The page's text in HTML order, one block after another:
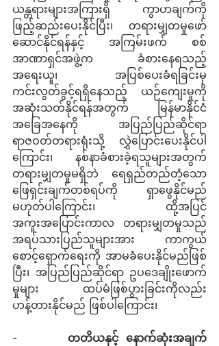
ယန္တရားများအကြားရှိ ကွာဟချက်ကို
ဖြည့်ဆည်းပေးနိုင်ပြီး၊ တရားမျှတမှုဖော်
ဆောင်နိုင်ရန်နှင့် အကြမ်းဖက် စစ်
အာဏာရှင်အဖွဲ့က ခံစားနေရသည့်
အရေးယူ၊ အပြစ်ပေးခံရခြင်းမှ
ကင်းလွတ်ခွင့်ရရှိနေသည့် ယဉ်ကျေးမှုကို
အဆုံးသတ်နိုင်ရန်အတွက် မြန်မာနိုင်ငံ
အခြေအနေကို အပြည်ပြည်ဆိုင်ရာ
ရာဇဝတ်တရားရုံးသို့ လွှဲပြောင်းပေးနိုင်ပါ
ကြောင်း၊ နစ်နာခံစားခဲ့ရသူများအတွက်
တရားမျှတမှုမရှိဘဲ ရေရှည်တည်တံ့သော
ဖြေရှင်းချက်တစ်ရပ်ကို ရှာဖွေနိုင်မည်
မဟုတ်ပါကြောင်း၊ ထို့အပြင်
အကူးအပြောင်းကာလ တရားမျှတမှုသည်
အရပ်သားပြည်သူများအား ကာကွယ်
စောင့်ရှောက်ရေးကို အာမခံပေးနိုင်မည်ဖြစ်
ပြီး၊ အပြည်ပြည်ဆိုင်ရာ ဥပဒေချိုးဖောက်
မှုများ ထပ်မံဖြစ်ပွားခြင်းကိုလည်း
ဟန့်တားနိုင်မည် ဖြစ်ပါကြောင်း၊
- တတိယနှင့် နောက်ဆုံးအချက်